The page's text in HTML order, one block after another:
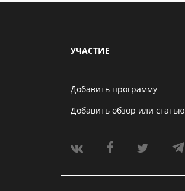
УЧАСТИЕ
Добавить программу
Добавить обзор или статью